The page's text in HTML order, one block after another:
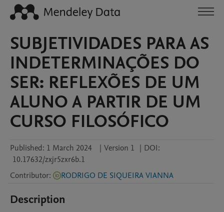
SUBJETIVIDADES PARA AS
INDETERMINAÇÕES DO
SER: REFLEXÕES DE UM
ALUNO A PARTIR DE UM
CURSO FILOSÓFICO
Published: 1 March 2024 | Version 1 | DOI:
10.17632/zxjr5zxr6b.1
Contributor: RODRIGO DE SIQUEIRA VIANNA
Description